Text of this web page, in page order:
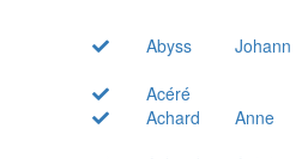
Abyss
Johann
Acéré
Achard
Anne